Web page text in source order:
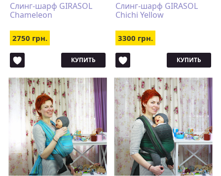
Слинг-шарф GIRASOL
Chameleon
2750 грн.
КУПИТЬ
Слинг-шарф GIRASOL
Chichi Yellow
3300 грн.
КУПИТЬ